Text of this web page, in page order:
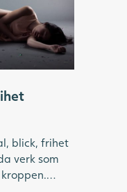
blick, frihet
verk som